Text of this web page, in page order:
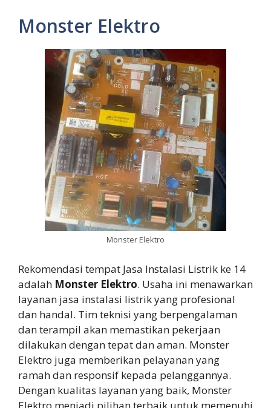
Monster Elektro
Monster Elektro
Rekomendasi tempat Jasa Instalasi Listrik ke 14
adalah Monster Elektro. Usaha ini menawarkan
layanan jasa instalasi listrik yang profesional
dan handal. Tim teknisi yang berpengalaman
dan terampil akan memastikan pekerjaan
dilakukan dengan tepat dan aman. Monster
Elektro juga memberikan pelayanan yang
ramah dan responsif kepada pelanggannya.
Dengan kualitas layanan yang baik, Monster
Elektro menjadi pilihan terbaik untuk memenuhi